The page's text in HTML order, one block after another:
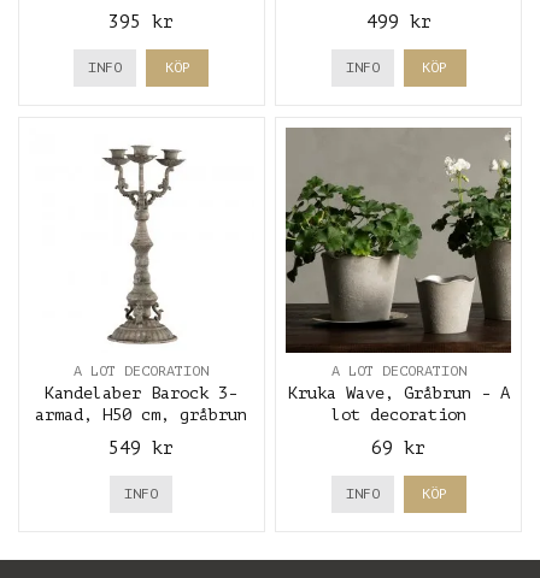
decoration
395 kr
INFO KÖP
- A lot decoration
499 kr
INFO KÖP
A LOT DECORATION
Kandelaber Barock 3-
armad, H50 cm, gråbrun
549 kr
INFO
A LOT DECORATION
Kruka Wave, Gråbrun - A
lot decoration
69 kr
INFO KÖP